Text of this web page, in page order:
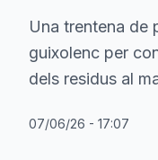
Una trentena de
guixolenc per
dels residus al
07/06/26 - 17:07